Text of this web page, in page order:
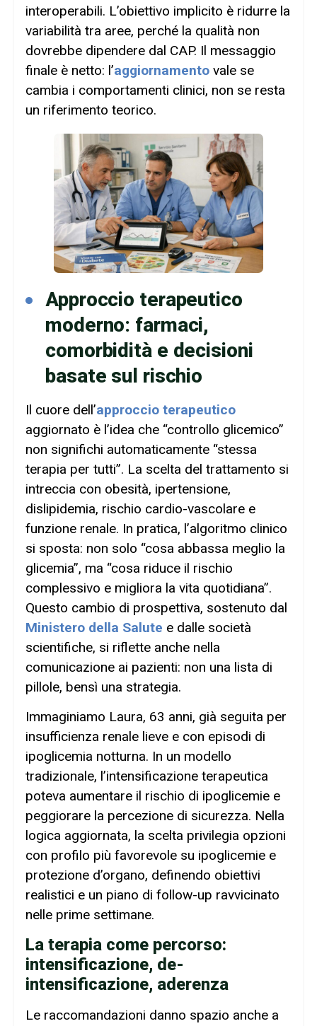
interoperabili. L’obiettivo implicito è ridurre la
variabilità tra aree, perché la qualità non
dovrebbe dipendere dal CAP. Il messaggio
finale è netto: l’aggiornamento vale se
cambia i comportamenti clinici, non se resta
un riferimento teorico.
Approccio terapeutico
moderno: farmaci,
comorbidità e decisioni
basate sul rischio
Il cuore dell’approccio terapeutico
aggiornato è l’idea che “controllo glicemico”
non significhi automaticamente “stessa
terapia per tutti”. La scelta del trattamento si
intreccia con obesità, ipertensione,
dislipidemia, rischio cardio-vascolare e
funzione renale. In pratica, l’algoritmo clinico
si sposta: non solo “cosa abbassa meglio la
glicemia”, ma “cosa riduce il rischio
complessivo e migliora la vita quotidiana”.
Questo cambio di prospettiva, sostenuto dal
Ministero della Salute e dalle società
scientifiche, si riflette anche nella
comunicazione ai pazienti: non una lista di
pillole, bensì una strategia.
Immaginiamo Laura, 63 anni, già seguita per
insufficienza renale lieve e con episodi di
ipoglicemia notturna. In un modello
tradizionale, l’intensificazione terapeutica
poteva aumentare il rischio di ipoglicemie e
peggiorare la percezione di sicurezza. Nella
logica aggiornata, la scelta privilegia opzioni
con profilo più favorevole su ipoglicemie e
protezione d’organo, definendo obiettivi
realistici e un piano di follow-up ravvicinato
nelle prime settimane.
La terapia come percorso:
intensificazione, de-
intensificazione, aderenza
Le raccomandazioni danno spazio anche a